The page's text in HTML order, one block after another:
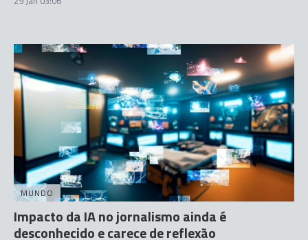
MUNDO
Impacto da IA no jornalismo ainda é
desconhecido e carece de reflexão